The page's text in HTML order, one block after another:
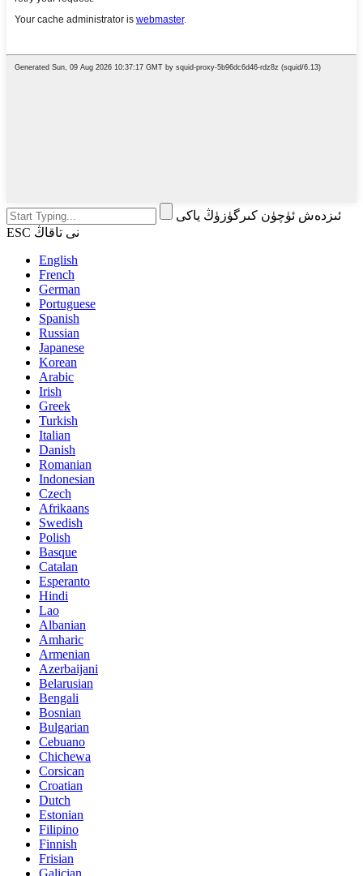
ئىزدەش ئۈچۈن كىرگۈزۈڭ ياكى
ESC نى تاقاڭ
English
French
German
Portuguese
Spanish
Russian
Japanese
Korean
Arabic
Irish
Greek
Turkish
Italian
Danish
Romanian
Indonesian
Czech
Afrikaans
Swedish
Polish
Basque
Catalan
Esperanto
Hindi
Lao
Albanian
Amharic
Armenian
Azerbaijani
Belarusian
Bengali
Bosnian
Bulgarian
Cebuano
Chichewa
Corsican
Croatian
Dutch
Estonian
Filipino
Finnish
Frisian